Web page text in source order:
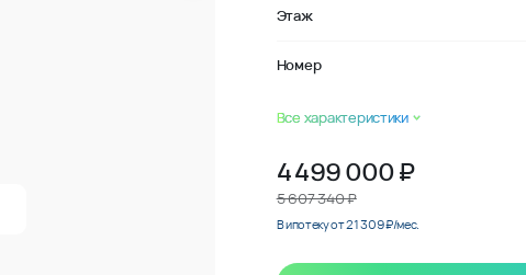
Этаж
Номер
Все характеристики
4 499 000₽
5 607 340 ₽
В ипотеку от 21 309 ₽/мес.